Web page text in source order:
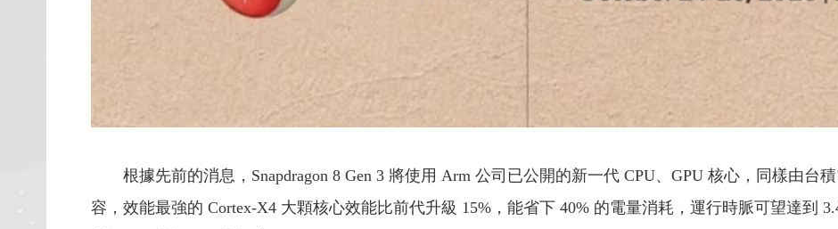
根據先前的消息，Snapdragon 8 Gen 3 將使用 Arm 公司已公開的新一代 CPU、GPU 核心，同樣由台
容，效能最強的 Cortex-X4 大顆核心效能比前代升級 15%，能省下 40% 的電量消耗，運行時脈可望達到